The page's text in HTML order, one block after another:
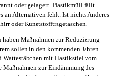
oder gelagert. Plastikmüll fällt
an Alternativen fehlt. Ist nichts Anderes
oder Kunststofftragetaschen.
Maßnahmen zur Reduzierung
sollen in den kommenden Jahren
Wattestäbchen mit Plastikstiel vom
Maßnahmen zur Eindämmung des